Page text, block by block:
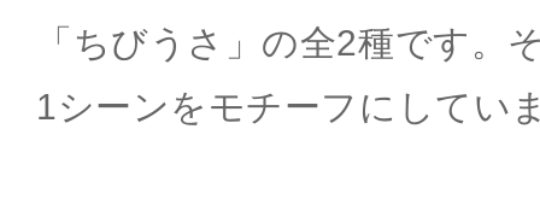
「ちびうさ」の全2種です。
1シーンをモチーフにしてい